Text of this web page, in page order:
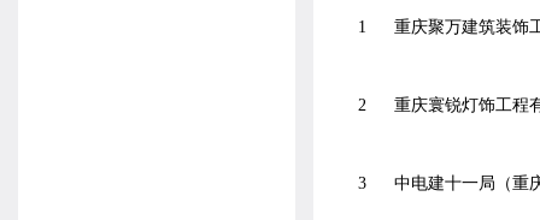
1 重庆聚万建筑装饰
2 重庆寰锐灯饰工程
3 中电建十一局（重